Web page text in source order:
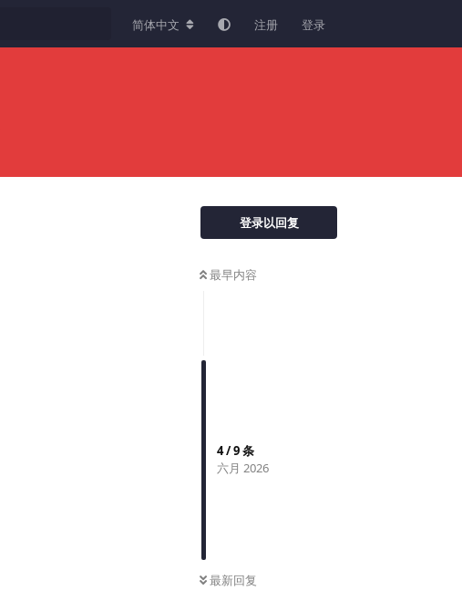
简体中文 注册 登录
登录以回复
最早内容
4/9条
六月 2026
最新回复